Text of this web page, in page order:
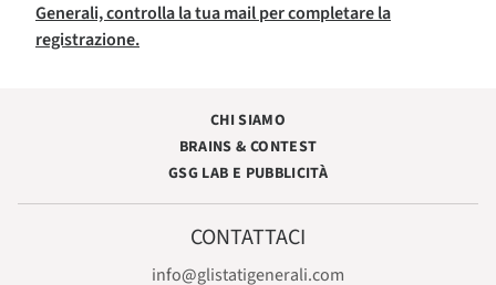
Generali, controlla la tua mail per completare la
registrazione.
CHI SIAMO
BRAINS & CONTEST
GSG LAB E PUBBLICITÀ
CONTATTACI
info@glistatigenerali.com